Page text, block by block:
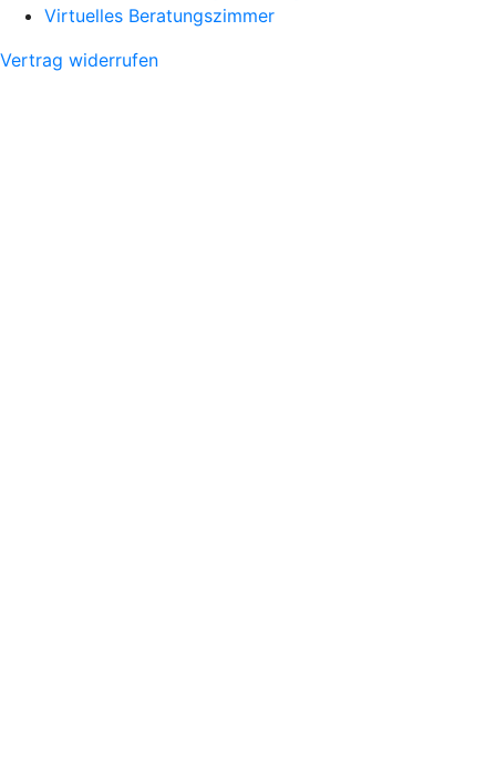
Virtuelles Beratungszimmer
Vertrag widerrufen